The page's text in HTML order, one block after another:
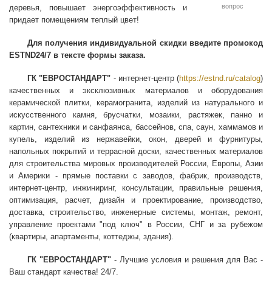
вопрос
деревья, повышает энергоэффективность и
придает помещениям теплый цвет!
Для получения индивидуальной скидки введите промокод
ESTND24/7 в тексте формы заказа.
ГК "ЕВРОСТАНДАРТ" - интернет-центр (https://estnd.ru/catalog)
качественных и эксклюзивных материалов и оборудования
керамической плитки, керамогранита, изделий из натурального и
искусственного камня, брусчатки, мозаики, растяжек, панно и
картин, сантехники и санфаянса, бассейнов, спа, саун, хаммамов и
купель, изделий из нержавейки, окон, дверей и фурнитуры,
напольных покрытий и террасной доски, качественных материалов
для строительства мировых производителей России, Европы, Азии
и Америки - прямые поставки с заводов, фабрик, производств,
интернет-центр, инжиниринг, консультации, правильные решения,
оптимизация, расчет, дизайн и проектирование, производство,
доставка, строительство, инженерные системы, монтаж, ремонт,
управление проектами "под ключ" в России, СНГ и за рубежом
(квартиры, апартаменты, коттеджы, здания).
ГК "ЕВРОСТАНДАРТ" - Лучшие условия и решения для Вас -
Ваш стандарт качества! 24/7.